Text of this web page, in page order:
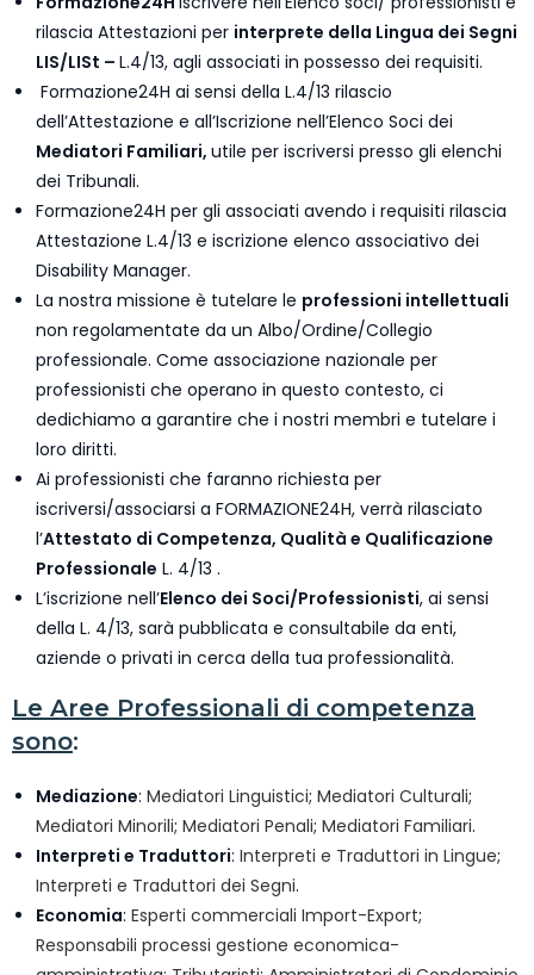
rilascia Attestazioni per interprete della Lingua dei Segni
LIS/LISt – L.4/13, agli associati in possesso dei requisiti.
Formazione24H ai sensi della L.4/13 rilascio
dell’Attestazione e all’Iscrizione nell’Elenco Soci dei
Mediatori Familiari, utile per iscriversi presso gli elenchi
dei Tribunali.
Formazione24H per gli associati avendo i requisiti rilascia
Attestazione L.4/13 e iscrizione elenco associativo dei
Disability Manager.
La nostra missione è tutelare le professioni intellettuali
non regolamentate da un Albo/Ordine/Collegio
professionale. Come associazione nazionale per
professionisti che operano in questo contesto, ci
dedichiamo a garantire che i nostri membri e tutelare i
loro diritti.
Ai professionisti che faranno richiesta per
iscriversi/associarsi a FORMAZIONE24H, verrà rilasciato
l’Attestato di Competenza, Qualità e Qualificazione
Professionale L. 4/13 .
L’iscrizione nell’Elenco dei Soci/Professionisti, ai sensi
della L. 4/13, sarà pubblicata e consultabile da enti,
aziende o privati in cerca della tua professionalità.
Le Aree Professionali di competenza
sono:
Mediazione: Mediatori Linguistici; Mediatori Culturali;
Mediatori Minorili; Mediatori Penali; Mediatori Familiari.
Interpreti e Traduttori: Interpreti e Traduttori in Lingue;
Interpreti e Traduttori dei Segni.
Economia: Esperti commerciali Import-Export;
Responsabili processi gestione economica-